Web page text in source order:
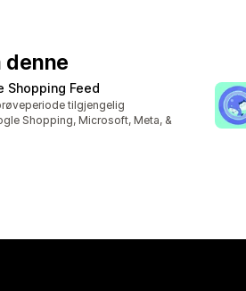
denne
Shopping Feed
tilgjengelig
Shopping, Microsoft, Meta, &